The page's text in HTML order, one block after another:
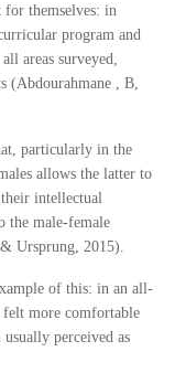
for themselves: in
program and
areas surveyed,
(Abdourahmane , B,
particularly in the
allows the latter to
their intellectual
the male-female
Ursprung, 2015).
of this: in an all-
felt more comfortable
perceived as